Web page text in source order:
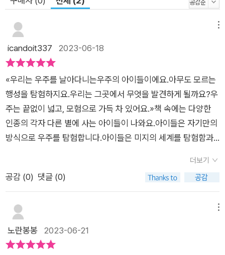
icandoit337 2023-06-18
«우리는 우주를 날아다니는우주의 아이들이에요.아무도 모르는
행성을 탐험하지요.우리는 그곳에서 무엇을 발견하게 될까요?우
주는 끝없이 넓고, 모험으로 가득 차 있어요.»책 속에는 다양한
인종의 각자 다른 별에 사는 아이들이 나와요.아이들은 자기만의
방식으로 우주를 탐험합니다.아이들은 미지의 세계를 탐험함과
아이들이 모험을 시작하며새로운 친구를 만나 소통하고 도움을
받습니다.또 어떤 아이는 나를 이해해 주는 친구와 함께 탐험을
떠나기도 하죠.때로는 자기만의 세계에 푹 빠져있지만자신만의
특별함과 밝기로 빛나는 아이들은서로를 존중하며 관계를 맺고
소통하게 됩니다.책을 읽으며 누군가는 나와 같다고 느끼고,누군
가는 또 나와는 너무 다르다고 느끼죠.다르지만 함께 한다는 것의
더보기
공감 (0) 댓글 (0)
노란봉봉 2023-06-21